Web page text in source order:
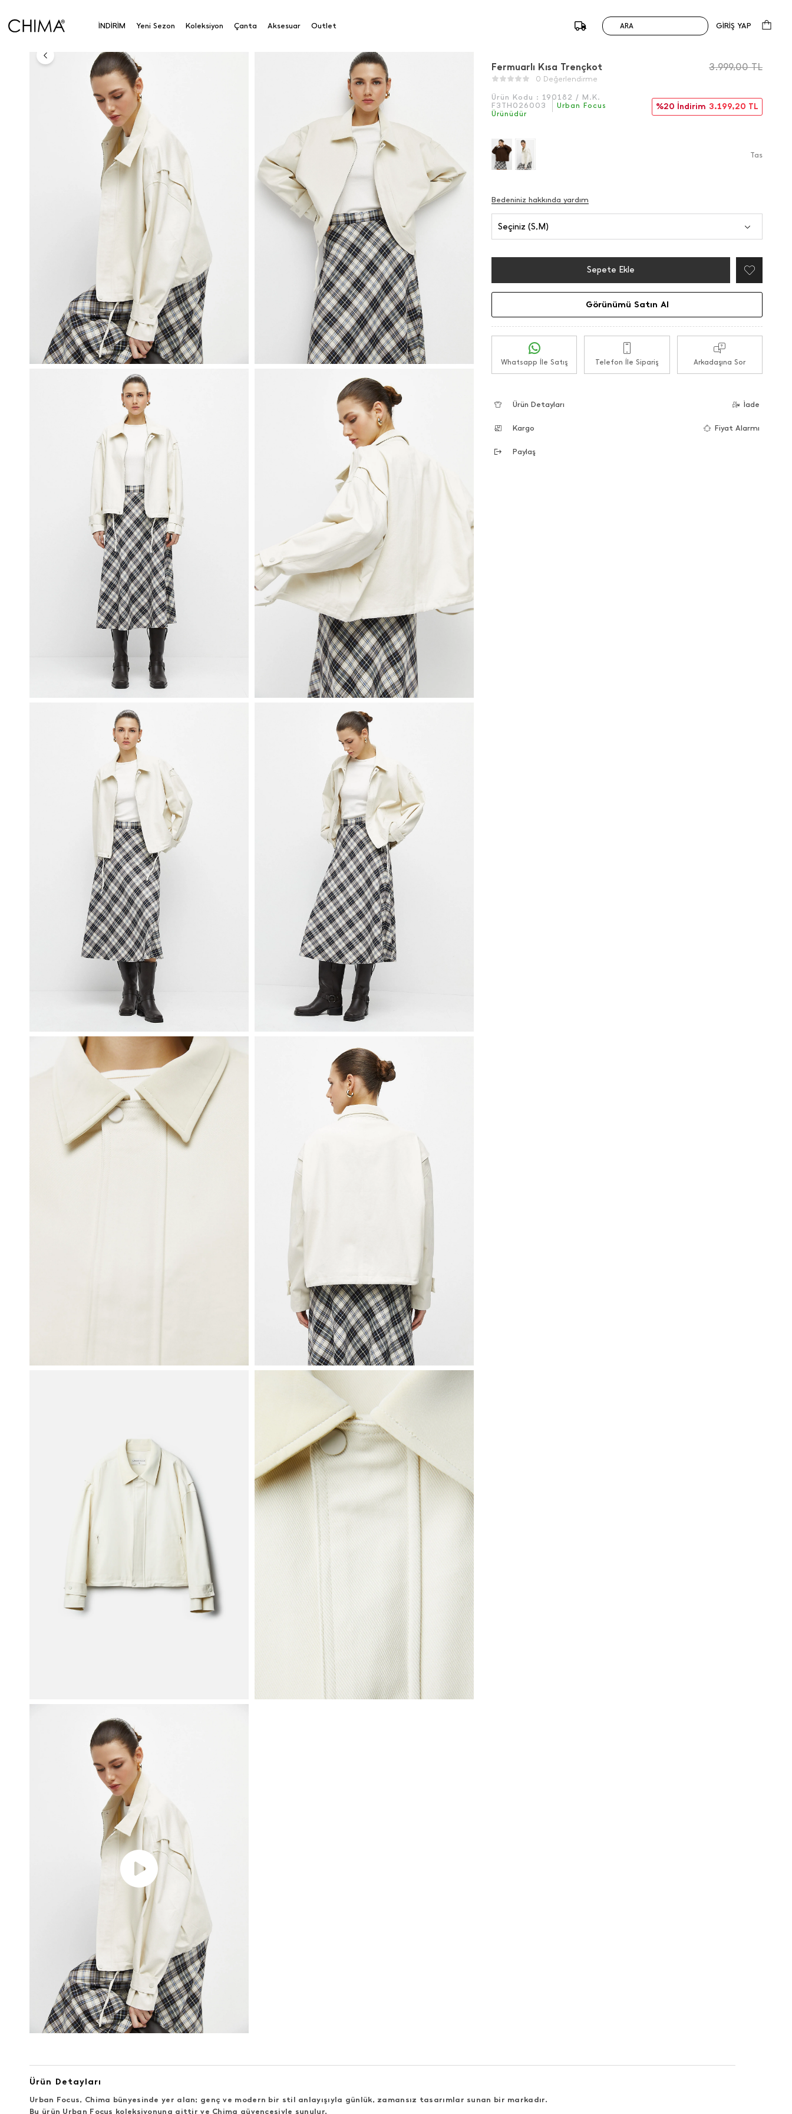
İNDİRİM Yeni Sezon Koleksiyon Çanta Aksesuar Outlet ARA GİRİŞ YAP
Anasayfa
Fermuarlı Kısa Trençkot
0 Değerlendirme
Ürün Kodu : 190182 / M.K.
F3TH026003
Urban Focus
Ürünüdür
3.999,00TL
%20 İndirim 3.199,20 TL
Tas
Bedeniniz hakkında yardım
Seçiniz (S,M)
Sepete Ekle
Görünümü Satın Al
Whatsapp İle Satış Telefon İle Sipariş Arkadaşına Sor
Ürün Detayları İade
Kargo Fiyat Alarmı
Paylaş
Ürün Detayları
Urban Focus, Chima bünyesinde yer alan; genç ve modern bir stil anlayışıyla günlük, zamansız tasarımlar sunan bir markadır.
Bu ürün Urban Focus koleksiyonuna aittir ve Chima güvencesiyle sunulur.